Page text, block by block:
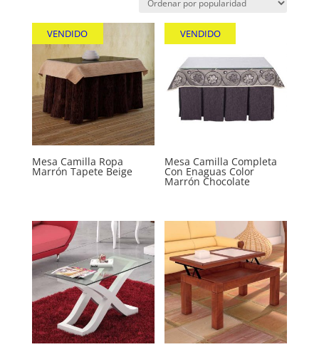
popularidad
VENDIDO
Mesa Camilla Ropa
Marrón Tapete Beige
VENDIDO
Mesa Camilla Completa
Con Enaguas Color
Marrón Chocolate